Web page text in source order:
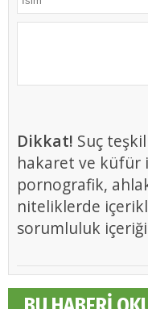
Dikkat! Suç
hakaret ve küfür
pornografik,
niteliklerde
sorumluluk